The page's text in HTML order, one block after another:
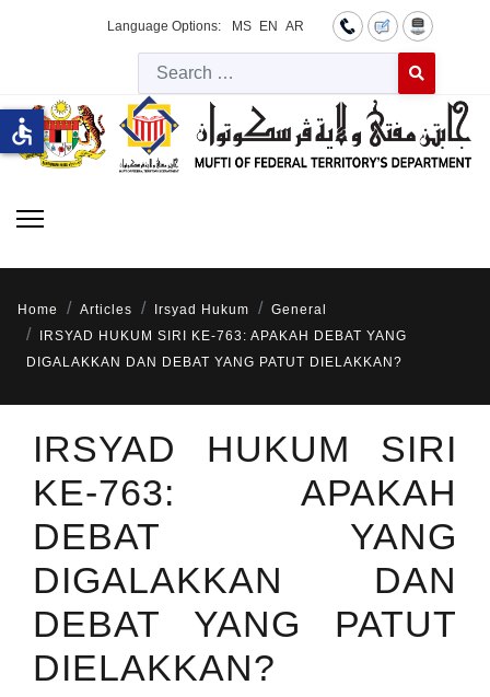
Language Options: MS EN AR
Type 2 or
Home Articles Irsyad Hukum
General
IRSYAD HUKUM SIRI KE-763: APAKAH DEBAT YANG
DIGALAKKAN DAN DEBAT YANG PATUT DIELAKKAN?
IRSYAD HUKUM SIRI
KE-763: APAKAH
DEBAT YANG
DIGALAKKAN DAN
DEBAT YANG PATUT
DIELAKKAN?
accessible